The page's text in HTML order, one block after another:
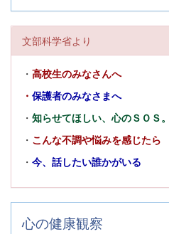
文部科学省より
・ 高校生のみなさんへ
・ 保護者のみなさまへ
・ 知らせてほしい、心のＳＯＳ。
・ こんな不調や悩みを感じたら
・ 今、話したい誰かがいる
心の健康観察